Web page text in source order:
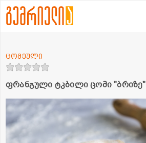
ფრანგული ტკბილი ცომი "ბრიზე"
ცომეული